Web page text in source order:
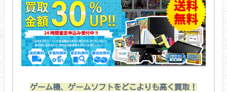
ゲーム機、ゲームソフトをどこよりも高く買取！